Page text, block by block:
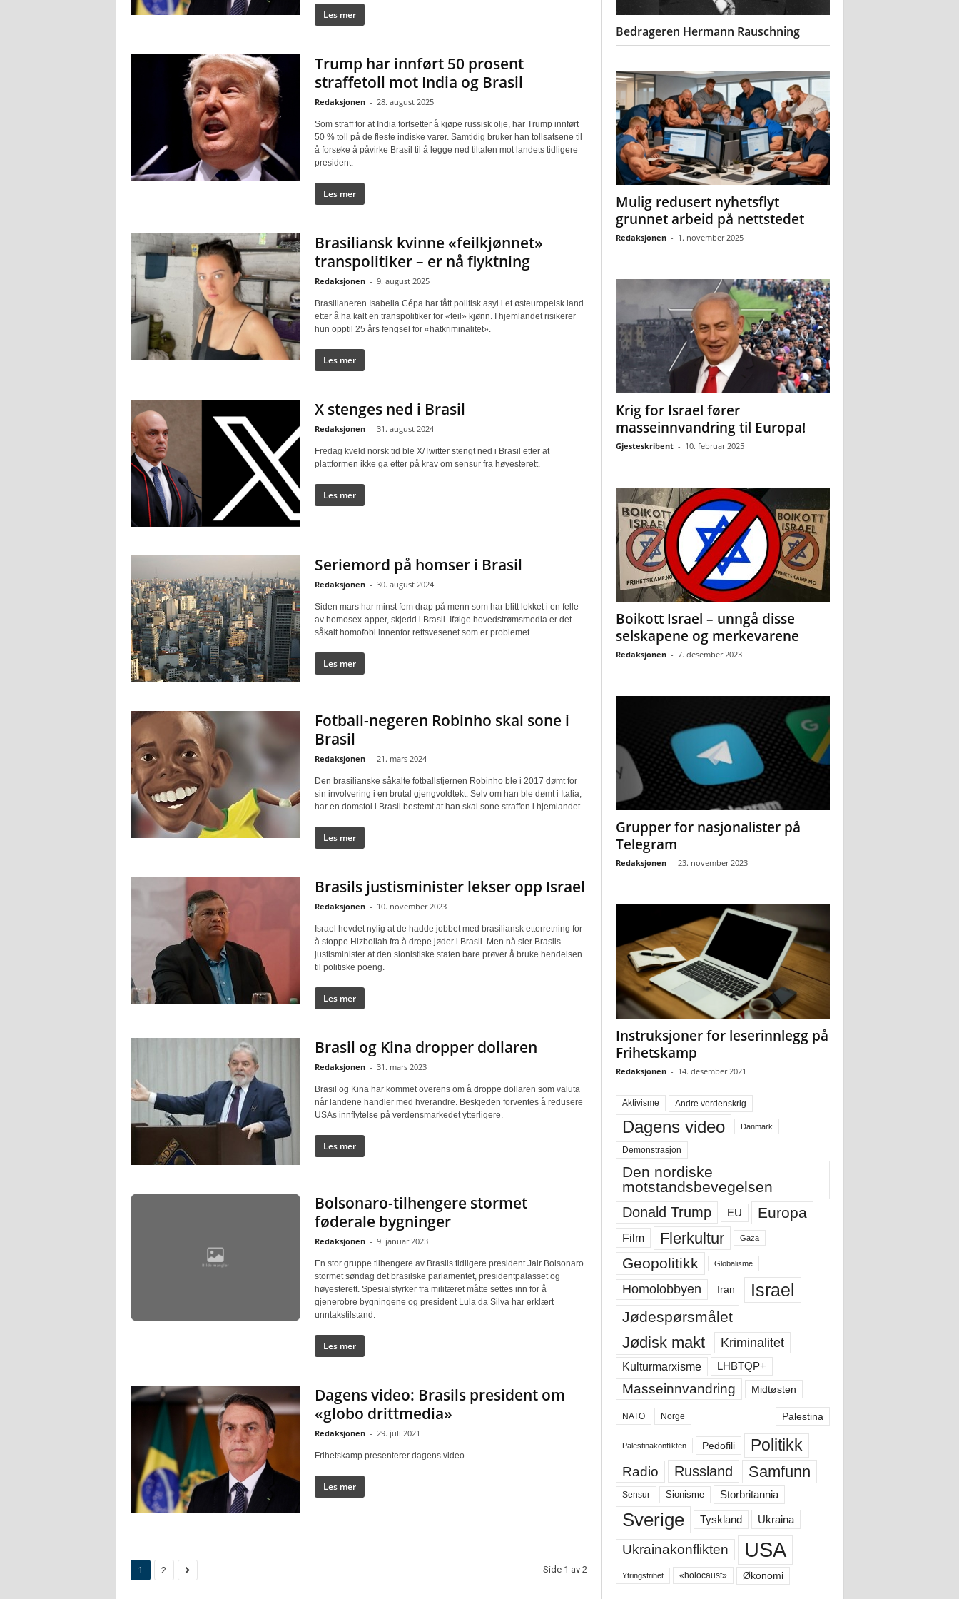
Les mer
Trump har innført 50 prosent
straffetoll mot India og Brasil
Redaksjonen - 28. august 2025
Som straff for at India fortsetter å kjøpe russisk olje, har Trump innført
50 % toll på de fleste indiske varer. Samtidig bruker han tollsatsene til
å forsøke å påvirke Brasil til å legge ned tiltalen mot landets tidligere
president.
Les mer
Brasiliansk kvinne «feilkjønnet»
transpolitiker – er nå flyktning
Redaksjonen - 9. august 2025
Brasilianeren Isabella Cépa har fått politisk asyl i et østeuropeisk land
etter å ha kalt en transpolitiker for «feil» kjønn. I hjemlandet risikerer
hun opptil 25 års fengsel for «hatkriminalitet».
Les mer
X stenges ned i Brasil
Redaksjonen - 31. august 2024
Fredag kveld norsk tid ble X/Twitter stengt ned i Brasil etter at
plattformen ikke ga etter på krav om sensur fra høyesterett.
Les mer
Seriemord på homser i Brasil
Redaksjonen - 30. august 2024
Siden mars har minst fem drap på menn som har blitt lokket i en felle
av homosex-apper, skjedd i Brasil. Ifølge hovedstrømsmedia er det
såkalt homofobi innenfor rettsvesenet som er problemet.
Les mer
Fotball-negeren Robinho skal sone i
Brasil
Redaksjonen - 21. mars 2024
Den brasilianske såkalte fotballstjernen Robinho ble i 2017 dømt for
sin involvering i en brutal gjengvoldtekt. Selv om han ble dømt i Italia,
har en domstol i Brasil bestemt at han skal sone straffen i hjemlandet.
Les mer
Brasils justisminister lekser opp Israel
Redaksjonen - 10. november 2023
Israel hevdet nylig at de hadde jobbet med brasiliansk etterretning for
å stoppe Hizbollah fra å drepe jøder i Brasil. Men nå sier Brasils
justisminister at den sionistiske staten bare prøver å bruke hendelsen
til politiske poeng.
Les mer
Brasil og Kina dropper dollaren
Redaksjonen - 31. mars 2023
Brasil og Kina har kommet overens om å droppe dollaren som valuta
når landene handler med hverandre. Beskjeden forventes å redusere
USAs innflytelse på verdensmarkedet ytterligere.
Les mer
Bolsonaro-tilhengere stormet
føderale bygninger
Redaksjonen - 9. januar 2023
En stor gruppe tilhengere av Brasils tidligere president Jair Bolsonaro
stormet søndag det brasilske parlamentet, presidentpalasset og
høyesterett. Spesialstyrker fra militæret måtte settes inn for å
gjenerobre bygningene og president Lula da Silva har erklært
unntakstilstand.
Les mer
Dagens video: Brasils president om
«globo drittmedia»
Redaksjonen - 29. juli 2021
Frihetskamp presenterer dagens video.
Les mer
1 2 Side 1 av 2
Bedrageren Hermann Rauschning
Mulig redusert nyhetsflyt
grunnet arbeid på nettstedet
Redaksjonen - 1. november 2025
Krig for Israel fører
masseinnvandring til Europa!
Gjesteskribent - 10. februar 2025
Boikott Israel – unngå disse
selskapene og merkevarene
Redaksjonen - 7. desember 2023
Grupper for nasjonalister på
Telegram
Redaksjonen - 23. november 2023
Instruksjoner for leserinnlegg på
Frihetskamp
Redaksjonen - 14. desember 2021
Aktivisme Andre verdenskrig
Dagens video Danmark
Demonstrasjon
Den nordiske
motstandsbevegelsen
Donald Trump EU Europa
Film Flerkultur Gaza
Geopolitikk Globalisme
Homolobbyen Iran Israel
Jødespørsmålet
Jødisk makt Kriminalitet
Kulturmarxisme LHBTQP+
Masseinnvandring Midtøsten
NATO Norge Palestina
Palestinakonflikten Pedofili Politikk
Radio Russland Samfunn
Sensur Sionisme Storbritannia
Sverige Tyskland Ukraina
Ukrainakonflikten USA
Ytringsfrihet «holocaust» Økonomi